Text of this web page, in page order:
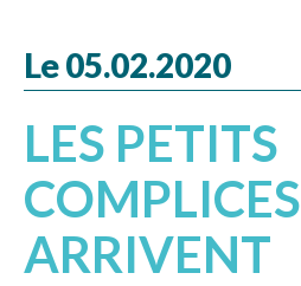
Le 05.02.2020
LES PETITS
COMPLICES
ARRIVENT